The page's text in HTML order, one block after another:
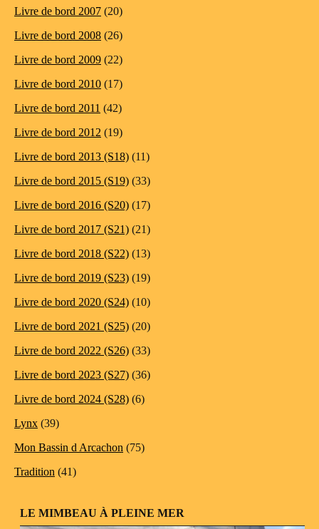
Livre de bord 2007 (20)
Livre de bord 2008 (26)
Livre de bord 2009 (22)
Livre de bord 2010 (17)
Livre de bord 2011 (42)
Livre de bord 2012 (19)
Livre de bord 2013 (S18) (11)
Livre de bord 2015 (S19) (33)
Livre de bord 2016 (S20) (17)
Livre de bord 2017 (S21) (21)
Livre de bord 2018 (S22) (13)
Livre de bord 2019 (S23) (19)
Livre de bord 2020 (S24) (10)
Livre de bord 2021 (S25) (20)
Livre de bord 2022 (S26) (33)
Livre de bord 2023 (S27) (36)
Livre de bord 2024 (S28) (6)
Lynx (39)
Mon Bassin d Arcachon (75)
Tradition (41)
LE MIMBEAU À PLEINE MER